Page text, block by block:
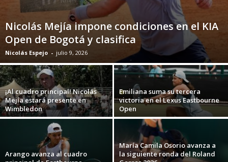
Nicolás Mejía impone condiciones en el KIA
Open de Bogotá y clasifica
Nicolás Espejo - julio 9, 2026
¡Al cuadro principal! Nicolás
Mejía estará presente en
Wimbledon
Emiliana suma su tercera
victoria en el Lexus Eastbourne
Open
Arango avanza al cuadro
María Camila Osorio avanza a
la siguiente ronda del Roland